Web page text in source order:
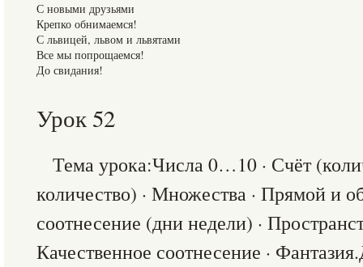
С новыми друзьями
Крепко обнимаемся!
С львицей, львом и львятами
Все мы попрощаемся!
До свидания!
Урок 52
Тема урока:Числа 0…10 · Счёт
количество) · Множества · Прямой и
соотнесение (дни недели) ·
Качественное соотнесение ·